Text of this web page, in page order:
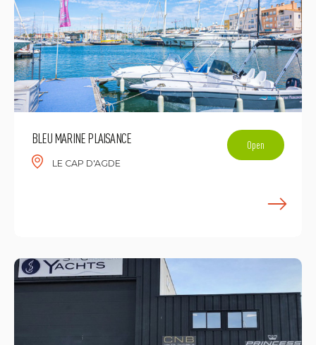
BLEU MARINE PLAISANCE
LE CAP D'AGDE
Open